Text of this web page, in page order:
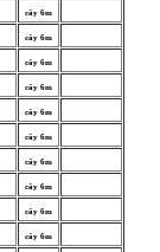
cây 6m
cây 6m
cây 6m
cây 6m
cây 6m
cây 6m
cây 6m
cây 6m
cây 6m
cây 6m